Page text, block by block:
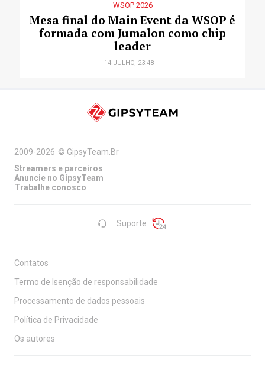
WSOP 2026
Mesa final do Main Event da WSOP é
formada com Jumalon como chip
leader
14 JULHO, 23:48
Suporte
2009-2026 © GipsyTeam.Br
Streamers e parceiros
Anuncie no GipsyTeam
Trabalhe conosco
Contatos
Termo de Isenção de responsabilidade
Processamento de dados pessoais
Política de Privacidade
Os autores